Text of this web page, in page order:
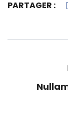
PARTAGER :